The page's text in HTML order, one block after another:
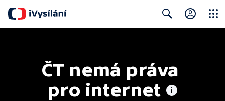
ČT nemá práva
pro internet